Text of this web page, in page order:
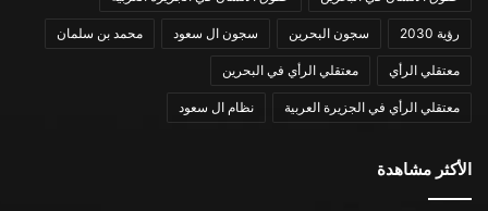
رؤية 2030 سجون البحرين سجون ال سعود محمد بن سلمان
معتقلي الرأي معتقلي الرأي في البحرين
معتقلي الرأي في الجزيرة العربية نظام ال سعود
الأكثر مشاهدة